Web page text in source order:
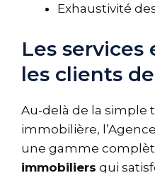
Exhaustivité
Les
les clients
Au-delà de la simple
immobilière,
une gamme
immobiliers qui